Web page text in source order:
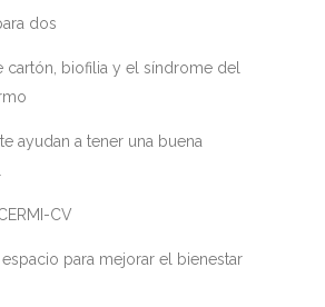
dos
cartón, biofilia y el síndrome del
ayudan a tener una buena
CV
para mejorar el bienestar